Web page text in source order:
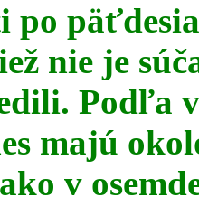
po
nie je
Podľa
majú
v